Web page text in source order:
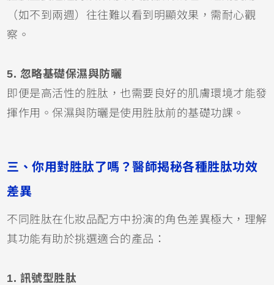
（如不到兩週）往往難以看到明顯效果，需耐心觀
察。
5. 忽略基礎保濕與防曬
即便是高活性的胜肽，也需要良好的肌膚環境才能發
揮作用。保濕與防曬是使用胜肽前的基礎功課。
三、你用對胜肽了嗎？醫師揭秘各種胜肽功效
差異
不同胜肽在化妝品配方中扮演的角色差異極大，理解
其功能有助於挑選適合的產品：
1. 訊號型胜肽